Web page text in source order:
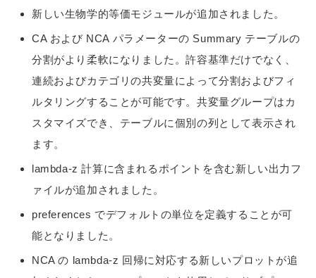
新しい生物学的等価モジュールが追加されました。
CA および NCA パラメーターの Summary テーブルの
分割がより柔軟になりました。許容基準だけでなく、
連続およびカテゴリの共変量によって分割およびフィ
ルタリングすることが可能です。共変量グループはカ
スタマイズでき、テーブルに個別の列として表示され
ます。
lambda-z 計算に含まれるポイントを含む新しい出力フ
ァイルが追加されました。
preferences でデフォルトの単位を定義することが可
能となりました。
NCA の lambda-z 回帰に対応する新しいプロットが追